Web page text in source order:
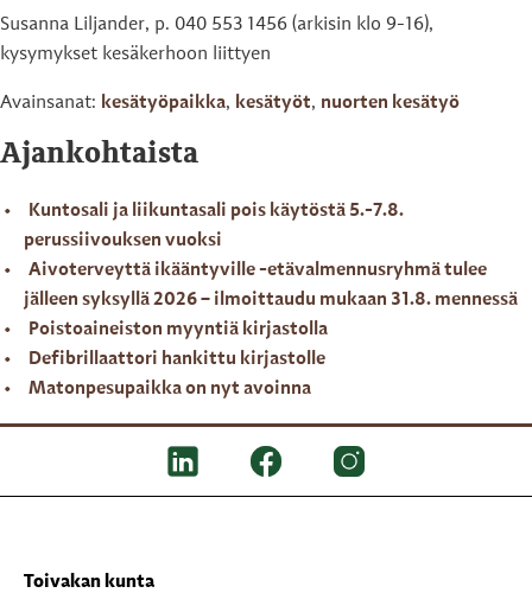
Susanna Liljander, p. 040 553 1456 (arkisin klo 9-16),
kysymykset kesäkerhoon liittyen
Avainsanat: kesätyöpaikka, kesätyöt, nuorten kesätyö
Ajankohtaista
Kuntosali ja liikuntasali pois käytöstä 5.-7.8.
perussiivouksen vuoksi
Aivoterveyttä ikääntyville -etävalmennusryhmä tulee
jälleen syksyllä 2026 – ilmoittaudu mukaan 31.8. mennessä
Poistoaineiston myyntiä kirjastolla
Defibrillaattori hankittu kirjastolle
Matonpesupaikka on nyt avoinna
Toivakan kunta